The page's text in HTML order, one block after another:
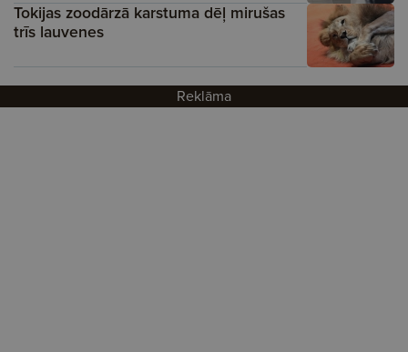
Tokijas zoodārzā karstuma dēļ mirušas
trīs lauvenes
Reklāma